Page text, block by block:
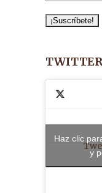
TWITTER
Haz clic
y